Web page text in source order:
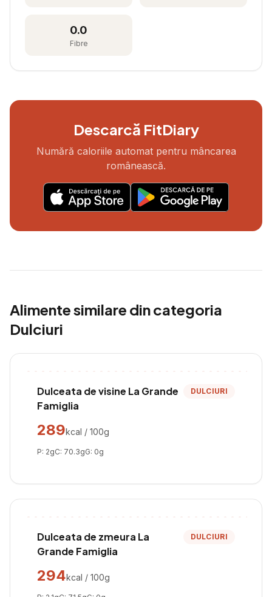
0.0
Fibre
Descarcă FitDiary
Numără caloriile automat pentru mâncarea
românească.
Alimente similare din categoria
Dulciuri
Dulceata de visine La Grande
Famiglia
DULCIURI
289kcal / 100g
P: 2gC: 70.3gG: 0g
Dulceata de zmeura La
Grande Famiglia
DULCIURI
294kcal / 100g